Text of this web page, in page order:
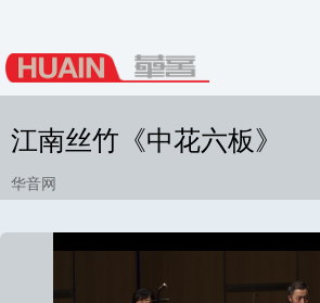
江南丝竹《中花六板》
华音网